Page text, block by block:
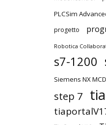
PLCSim
progetto
Robotica
s7-1200
Siemens NX MCD
step 7